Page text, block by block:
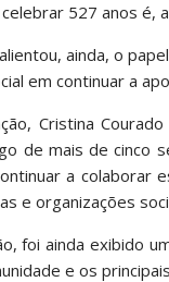
527 anos é,
ainda, o
em continuar a
Cristina
de mais de cinco
a
e organizações
foi ainda exibido
e os